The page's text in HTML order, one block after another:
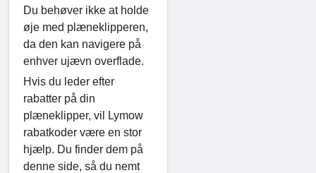
Du behøver ikke at holde
øje med plæneklipperen,
da den kan navigere på
enhver ujævn overflade.
Hvis du leder efter
rabatter på din
plæneklipper, vil Lymow
rabatkoder være en stor
hjælp. Du finder dem på
denne side, så du nemt